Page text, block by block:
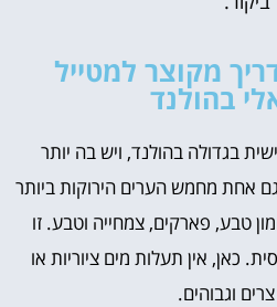
מקוצר למטייל
בהולנד
בגדולה בהולנד, ויש בה יותר
אחת מחמש הערים הירוקות ביותר
טבע, פארקים, צמחייה וטבע. זו
כאן, אין תעלות מים ציוריות או
וגבוהים.